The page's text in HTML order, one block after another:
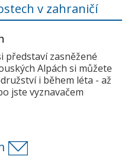
v zahraničí
představí zasněžené
Alpách si můžete
i během léta - až
jste vyznavačem